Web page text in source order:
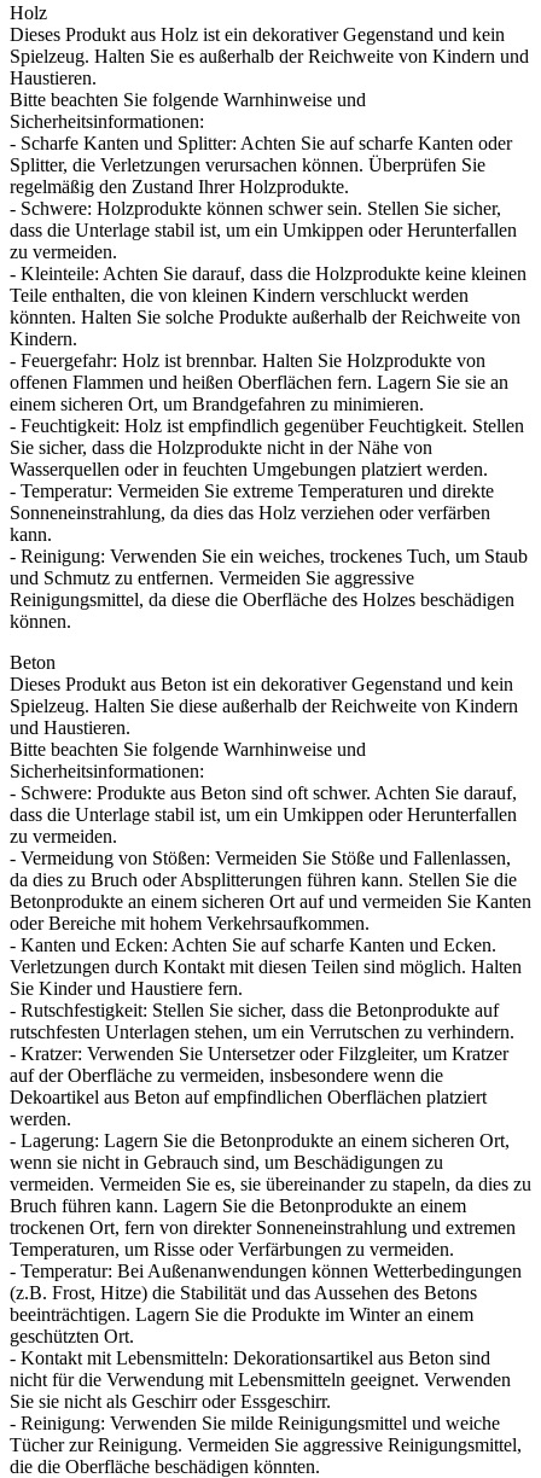
Holz
Dieses Produkt aus Holz ist ein dekorativer Gegenstand und kein
Spielzeug. Halten Sie es außerhalb der Reichweite von Kindern und
Haustieren.
Bitte beachten Sie folgende Warnhinweise und
Sicherheitsinformationen:
- Scharfe Kanten und Splitter: Achten Sie auf scharfe Kanten oder
Splitter, die Verletzungen verursachen können. Überprüfen Sie
regelmäßig den Zustand Ihrer Holzprodukte.
- Schwere: Holzprodukte können schwer sein. Stellen Sie sicher,
dass die Unterlage stabil ist, um ein Umkippen oder Herunterfallen
zu vermeiden.
- Kleinteile: Achten Sie darauf, dass die Holzprodukte keine kleinen
Teile enthalten, die von kleinen Kindern verschluckt werden
könnten. Halten Sie solche Produkte außerhalb der Reichweite von
Kindern.
- Feuergefahr: Holz ist brennbar. Halten Sie Holzprodukte von
offenen Flammen und heißen Oberflächen fern. Lagern Sie sie an
einem sicheren Ort, um Brandgefahren zu minimieren.
- Feuchtigkeit: Holz ist empfindlich gegenüber Feuchtigkeit. Stellen
Sie sicher, dass die Holzprodukte nicht in der Nähe von
Wasserquellen oder in feuchten Umgebungen platziert werden.
- Temperatur: Vermeiden Sie extreme Temperaturen und direkte
Sonneneinstrahlung, da dies das Holz verziehen oder verfärben
kann.
- Reinigung: Verwenden Sie ein weiches, trockenes Tuch, um Staub
und Schmutz zu entfernen. Vermeiden Sie aggressive
Reinigungsmittel, da diese die Oberfläche des Holzes beschädigen
können.
Beton
Dieses Produkt aus Beton ist ein dekorativer Gegenstand und kein
Spielzeug. Halten Sie diese außerhalb der Reichweite von Kindern
und Haustieren.
Bitte beachten Sie folgende Warnhinweise und
Sicherheitsinformationen:
- Schwere: Produkte aus Beton sind oft schwer. Achten Sie darauf,
dass die Unterlage stabil ist, um ein Umkippen oder Herunterfallen
zu vermeiden.
- Vermeidung von Stößen: Vermeiden Sie Stöße und Fallenlassen,
da dies zu Bruch oder Absplitterungen führen kann. Stellen Sie die
Betonprodukte an einem sicheren Ort auf und vermeiden Sie Kanten
oder Bereiche mit hohem Verkehrsaufkommen.
- Kanten und Ecken: Achten Sie auf scharfe Kanten und Ecken.
Verletzungen durch Kontakt mit diesen Teilen sind möglich. Halten
Sie Kinder und Haustiere fern.
- Rutschfestigkeit: Stellen Sie sicher, dass die Betonprodukte auf
rutschfesten Unterlagen stehen, um ein Verrutschen zu verhindern.
- Kratzer: Verwenden Sie Untersetzer oder Filzgleiter, um Kratzer
auf der Oberfläche zu vermeiden, insbesondere wenn die
Dekoartikel aus Beton auf empfindlichen Oberflächen platziert
werden.
- Lagerung: Lagern Sie die Betonprodukte an einem sicheren Ort,
wenn sie nicht in Gebrauch sind, um Beschädigungen zu
vermeiden. Vermeiden Sie es, sie übereinander zu stapeln, da dies zu
Bruch führen kann. Lagern Sie die Betonprodukte an einem
trockenen Ort, fern von direkter Sonneneinstrahlung und extremen
Temperaturen, um Risse oder Verfärbungen zu vermeiden.
- Temperatur: Bei Außenanwendungen können Wetterbedingungen
(z.B. Frost, Hitze) die Stabilität und das Aussehen des Betons
beeinträchtigen. Lagern Sie die Produkte im Winter an einem
geschützten Ort.
- Kontakt mit Lebensmitteln: Dekorationsartikel aus Beton sind
nicht für die Verwendung mit Lebensmitteln geeignet. Verwenden
Sie sie nicht als Geschirr oder Essgeschirr.
- Reinigung: Verwenden Sie milde Reinigungsmittel und weiche
Tücher zur Reinigung. Vermeiden Sie aggressive Reinigungsmittel,
die die Oberfläche beschädigen könnten.